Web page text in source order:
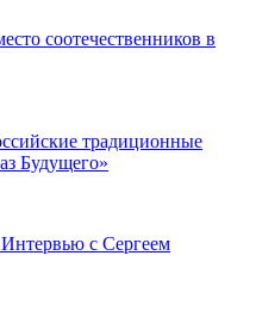
соотечественников в
традиционные
Будущего»
с Сергеем